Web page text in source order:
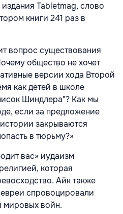
Tabletmag, слово
книги 241 раз в
вопрос существования
общество не хочет
версии хода Второй
как детей в школе
Шиндлера"? Как мы
если за предложение
закрываются
в тюрьму?»
вас» иудаизм
которая
Айк также
спровоцировали
мировых войн.